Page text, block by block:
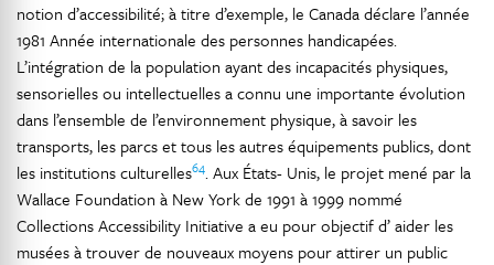
notion d’accessibilité; à titre d’exemple, le Canada déclare l’année
1981 Année internationale des personnes handicapées.
L’intégration de la population ayant des incapacités physiques,
sensorielles ou intellectuelles a connu une importante évolution
dans l’ensemble de l’environnement physique, à savoir les
transports, les parcs et tous les autres équipements publics, dont
les institutions culturelles64. Aux États- Unis, le projet mené par la
Wallace Foundation à New York de 1991 à 1999 nommé
Collections Accessibility Initiative a eu pour objectif d’ aider les
musées à trouver de nouveaux moyens pour attirer un public